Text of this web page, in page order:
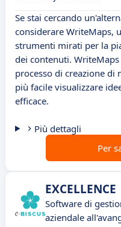
Se stai cercando
considerare WriteMaps,
strumenti mirati per la
dei contenuti.
processo di creazione di
più facile visualizzare
efficace.
Più dettagli
Per
EXCELLENCE
Software di
aziendale